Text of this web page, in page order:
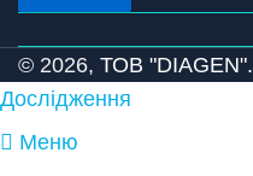
© 2026, ТОВ "DIAGEN".
Дослідження
Меню